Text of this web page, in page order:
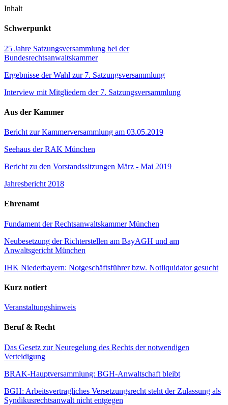
Inhalt
Schwerpunkt
25 Jahre Satzungsversammlung bei der
Bundesrechtsanwaltskammer
Ergebnisse der Wahl zur 7. Satzungsversammlung
Interview mit Mitgliedern der 7. Satzungsversammlung
Aus der Kammer
Bericht zur Kammerversammlung am 03.05.2019
Seehaus der RAK München
Bericht zu den Vorstandssitzungen März - Mai 2019
Jahresbericht 2018
Ehrenamt
Fundament der Rechtsanwaltskammer München
Neubesetzung der Richterstellen am BayAGH und am
Anwaltsgericht München
IHK Niederbayern: Notgeschäftsführer bzw. Notliquidator gesucht
Kurz notiert
Veranstaltungshinweis
Beruf & Recht
Das Gesetz zur Neuregelung des Rechts der notwendigen
Verteidigung
BRAK-Hauptversammlung: BGH-Anwaltschaft bleibt
BGH: Arbeitsvertragliches Versetzungsrecht steht der Zulassung als
Syndikusrechtsanwalt nicht entgegen